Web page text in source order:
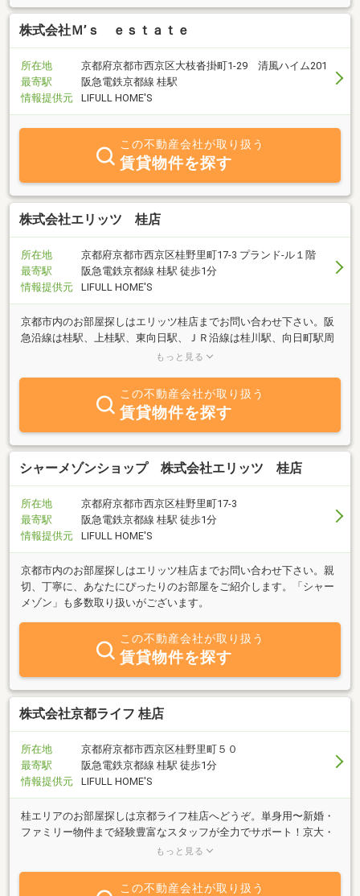
株式会社Ｍ’ｓ ｅｓｔａｔｅ
所在地
京都府京都市西京区大枝沓掛町1-29 清風ハイム201
最寄駅
阪急電鉄京都線 桂駅
情報提供元
LIFULL HOME'S
この不動産会社が取り扱う
賃貸物件を探す
株式会社エリッツ 桂店
所在地
京都府京都市西京区桂野里町17-3 プランド‐ル１階
最寄駅
阪急電鉄京都線 桂駅 徒歩1分
情報提供元
LIFULL HOME'S
京都市内のお部屋探しはエリッツ桂店までお問い合わせ下さい。阪
急沿線は桂駅、上桂駅、東向日駅、ＪＲ沿線は桂川駅、向日町駅周
辺でしたらお任せ下さい。親切、丁寧に、お客様にぴったりのお部
もっと見る
この不動産会社が取り扱う
賃貸物件を探す
シャーメゾンショップ 株式会社エリッツ 桂店
所在地
京都府京都市西京区桂野里町17-3
最寄駅
阪急電鉄京都線 桂駅 徒歩1分
情報提供元
LIFULL HOME'S
京都市内のお部屋探しはエリッツ桂店までお問い合わせ下さい。親
切、丁寧に、あなたにぴったりのお部屋をご紹介します。「シャー
メゾン」も多数取り扱いがございます。
この不動産会社が取り扱う
賃貸物件を探す
株式会社京都ライフ 桂店
所在地
京都府京都市西京区桂野里町５０
最寄駅
阪急電鉄京都線 桂駅 徒歩1分
情報提供元
LIFULL HOME'S
桂エリアのお部屋探しは京都ライフ桂店へどうぞ。単身用〜新婚・
ファミリー物件まで経験豊富なスタッフが全力でサポート！京大・
経短大の新入生の皆様、初めてのシングルライフ！京都ライフへお
もっと見る
この不動産会社が取り扱う